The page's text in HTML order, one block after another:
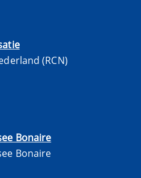
(RCN)
Bonaire
Bonaire